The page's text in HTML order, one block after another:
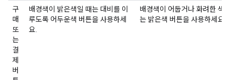
구
매
또
는
결
제
버
배경색이 밝은색일 때는 대비를 이
루도록 어두운색 버튼을 사용하세
요.
배경색이 어둡거나 화려한 색
는 밝은색 버튼을 사용하세요.